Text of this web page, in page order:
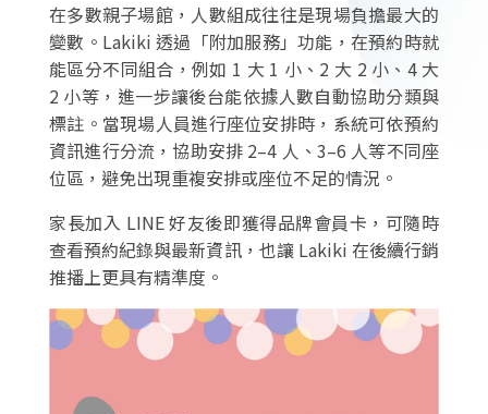
在多數親子場館，人數組成往往是現場負擔最大的
變數。Lakiki 透過「附加服務」功能，在預約時就
能區分不同組合，例如 1 大 1 小、2 大 2 小、4 大
2 小等，進一步讓後台能依據人數自動協助分類與
標註。當現場人員進行座位安排時，系統可依預約
資訊進行分流，協助安排 2–4 人、3–6 人等不同座
位區，避免出現重複安排或座位不足的情況。
家長加入 LINE 好友後即獲得品牌會員卡，可隨時
查看預約紀錄與最新資訊，也讓 Lakiki 在後續行銷
推播上更具有精準度。